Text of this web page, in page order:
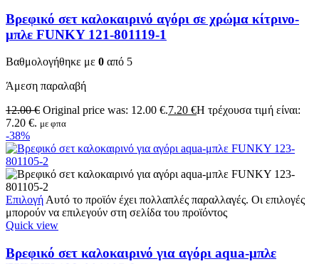
Βρεφικό σετ καλοκαιρινό αγόρι σε χρώμα κίτρινο-
μπλε FUNKY 121-801119-1
Βαθμολογήθηκε με 0 από 5
Άμεση παραλαβή
12.00€ Original price was: 12.00 €.7.20 €Η τρέχουσα τιμή είναι:
7.20 €. με φπα
-38%
Επιλογή Αυτό το προϊόν έχει πολλαπλές παραλλαγές. Οι επιλογές
μπορούν να επιλεγούν στη σελίδα του προϊόντος
Quick view
Βρεφικό σετ καλοκαιρινό για αγόρι aqua-μπλε